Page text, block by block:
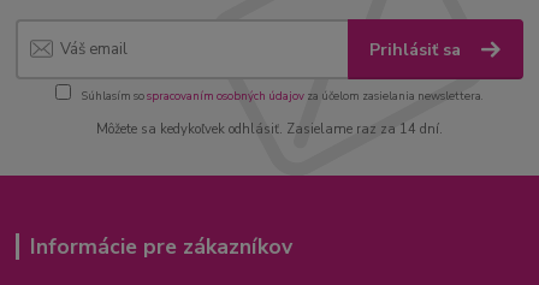
Prihlásiť sa
Súhlasím sospracovaním osobných údajov za účelom zasielania newslettera.
Môžete sa kedykoľvek odhlásiť. Zasielame raz za 14 dní.
Informácie pre zákazníkov